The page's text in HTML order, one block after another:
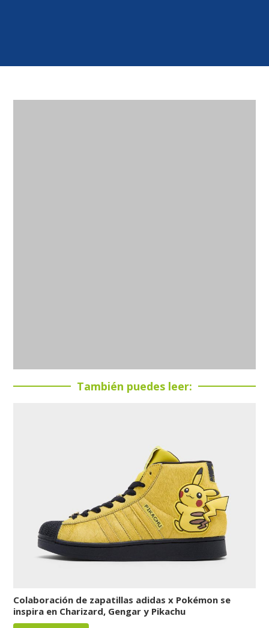
También puedes leer:
Colaboración de zapatillas adidas x Pokémon se
inspira en Charizard, Gengar y Pikachu